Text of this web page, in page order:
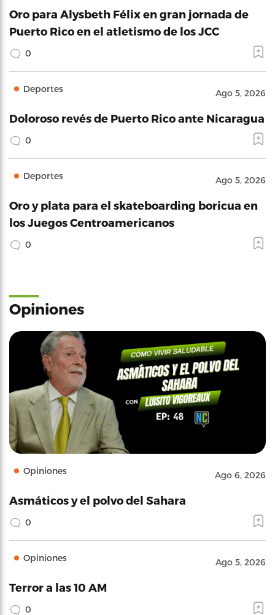
Oro para Alysbeth Félix en gran jornada de
Puerto Rico en el atletismo de los JCC
0
Deportes Ago 5, 2026
Doloroso revés de Puerto Rico ante Nicaragua
0
Deportes Ago 5, 2026
Oro y plata para el skateboarding boricua en
los Juegos Centroamericanos
0
Opiniones
Opiniones Ago 6, 2026
Asmáticos y el polvo del Sahara
0
Opiniones Ago 5, 2026
Terror a las 10 AM
0